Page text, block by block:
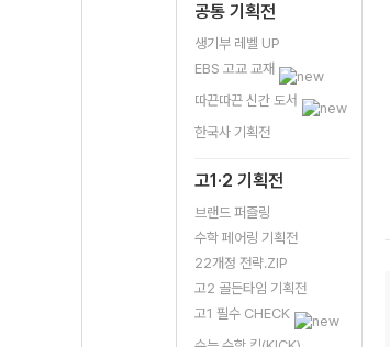
공통 기획전
생기부 레벨 UP
EBS 고교 교재
따끈따끈 신간 도서
한국사 기획전
고1·2 기획전
브랜드 퍼즐링
수학 페어링 기획전
22개정 전략.ZIP
고2 골든타임 기획전
고1 필수 CHECK